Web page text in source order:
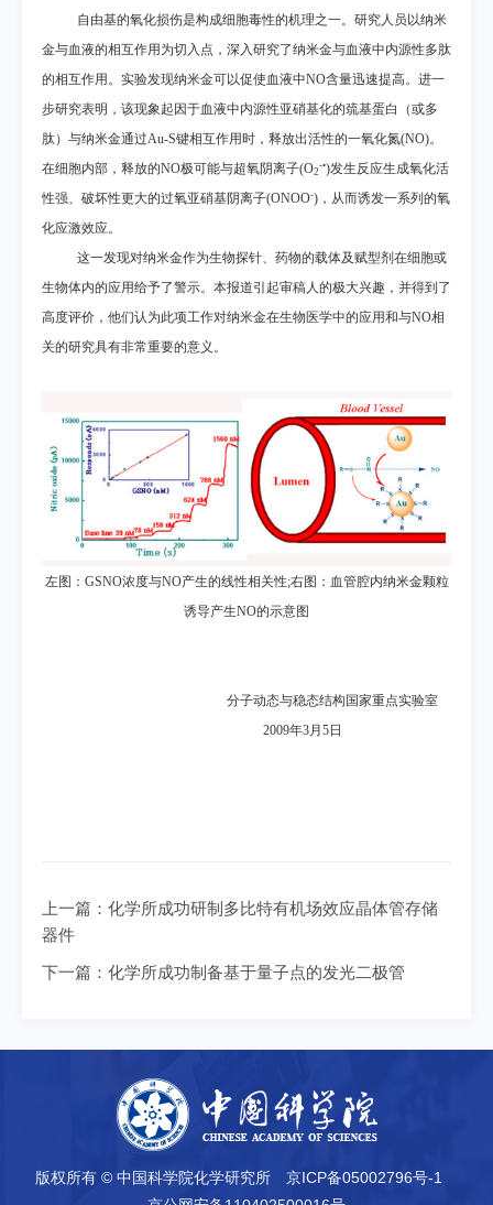
自由基的氧化损伤是构成细胞毒性的机理之一。研究人员以纳米
金与血液的相互作用为切入点，深入研究了纳米金与血液中内源性多肽
的相互作用。实验发现纳米金可以促使血液中NO含量迅速提高。进一
步研究表明，该现象起因于血液中内源性亚硝基化的巯基蛋白（或多
肽）与纳米金通过Au-S键相互作用时，释放出活性的一氧化氮(NO)。
在细胞内部，释放的NO极可能与超氧阴离子(O2
-•)发生反应生成氧化活
性强、破坏性更大的过氧亚硝基阴离子(ONOO-) ，从而诱发一系列的氧
化应激效应。
这一发现对纳米金作为生物探针、药物的载体及赋型剂在细胞或
生物体内的应用给予了警示。本报道引起审稿人的极大兴趣，并得到了
高度评价，他们认为此项工作对纳米金在生物医学中的应用和与NO相
关的研究具有非常重要的意义。
左图： GSNO浓度与NO产生的线性相关性;右图：血管腔内纳米金颗粒
诱导产生NO的示意图
分子动态与稳态结构国家重点实验室
2009年3月5日
上一篇： 化学所成功研制多比特有机场效应晶体管存储
器件
下一篇： 化学所成功制备基于量子点的发光二极管
版权所有 © 中国科学院化学研究所
京ICP备05002796号-1